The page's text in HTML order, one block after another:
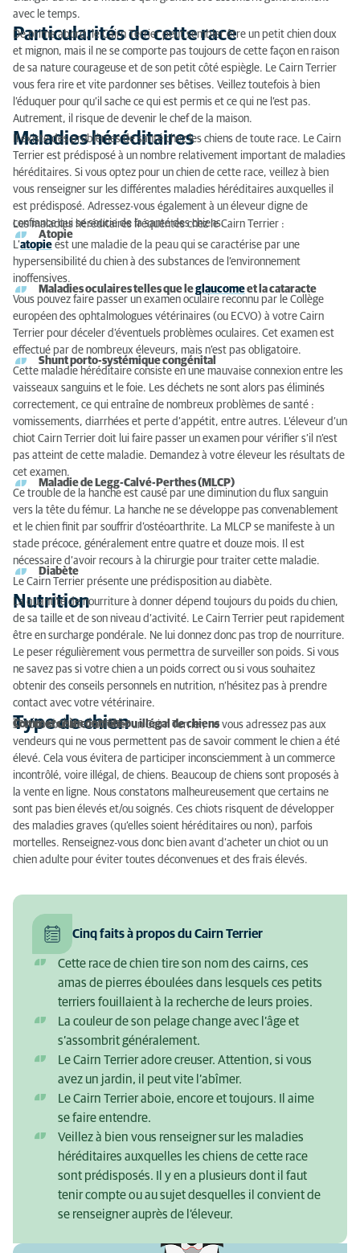
avec le temps.
Particularités de cette race
De prime abord, le Cairn Terrier peut sembler être un petit chien doux
et mignon, mais il ne se comporte pas toujours de cette façon en raison
de sa nature courageuse et de son petit côté espiègle. Le Cairn Terrier
vous fera rire et vite pardonner ses bêtises. Veillez toutefois à bien
l’éduquer pour qu’il sache ce qui est permis et ce qui ne l’est pas.
Autrement, il risque de devenir le chef de la maison.
Maladies héréditaires
Il existe des problèmes de santé chez les chiens de toute race. Le Cairn
Terrier est prédisposé à un nombre relativement important de maladies
héréditaires. Si vous optez pour un chien de cette race, veillez à bien
vous renseigner sur les différentes maladies héréditaires auxquelles il
est prédisposé. Adressez-vous également à un éleveur digne de
confiance qui se soucie de la santé des chiens.
Les maladies héréditaires fréquentes chez le Cairn Terrier :
Atopie
L’atopie est une maladie de la peau qui se caractérise par une
hypersensibilité du chien à des substances de l’environnement
inoffensives.
Maladies oculaires telles que leglaucomeet la cataracte
Vous pouvez faire passer un examen oculaire reconnu par le Collège
européen des ophtalmologues vétérinaires (ou ECVO) à votre Cairn
Terrier pour déceler d’éventuels problèmes oculaires. Cet examen est
effectué par de nombreux éleveurs, mais n’est pas obligatoire.
Shunt porto-systémique congénital
Cette maladie héréditaire consiste en une mauvaise connexion entre les
vaisseaux sanguins et le foie. Les déchets ne sont alors pas éliminés
correctement, ce qui entraîne de nombreux problèmes de santé :
vomissements, diarrhées et perte d’appétit, entre autres. L’éleveur d’un
chiot Cairn Terrier doit lui faire passer un examen pour vérifier s’il n’est
pas atteint de cette maladie. Demandez à votre éleveur les résultats de
cet examen.
Maladie de Legg-Calvé-Perthes (MLCP)
Ce trouble de la hanche est causé par une diminution du flux sanguin
vers la tête du fémur. La hanche ne se développe pas convenablement
et le chien finit par souffrir d’ostéoarthrite. La MLCP se manifeste à un
stade précoce, généralement entre quatre et douze mois. Il est
nécessaire d’avoir recours à la chirurgie pour traiter cette maladie.
Diabète
Le Cairn Terrier présente une prédisposition au diabète.
Nutrition
La quantité de nourriture à donner dépend toujours du poids du chien,
de sa taille et de son niveau d’activité. Le Cairn Terrier peut rapidement
être en surcharge pondérale. Ne lui donnez donc pas trop de nourriture.
Le peser régulièrement vous permettra de surveiller son poids. Si vous
ne savez pas si votre chien a un poids correct ou si vous souhaitez
obtenir des conseils personnels en nutrition, n’hésitez pas à prendre
contact avec votre vétérinaire.
Type de chien
Terrier et chien de chasse
Commerce incontrôlé ou illégal de chiens
Si vous souhaitez acheter un Cairn Terrier, ne vous adressez pas aux
vendeurs qui ne vous permettent pas de savoir comment le chien a été
élevé. Cela vous évitera de participer inconsciemment à un commerce
incontrôlé, voire illégal, de chiens. Beaucoup de chiens sont proposés à
la vente en ligne. Nous constatons malheureusement que certains ne
sont pas bien élevés et/ou soignés. Ces chiots risquent de développer
des maladies graves (qu’elles soient héréditaires ou non), parfois
mortelles. Renseignez-vous donc bien avant d’acheter un chiot ou un
chien adulte pour éviter toutes déconvenues et des frais élevés.
Cinq faits à propos du Cairn Terrier
Cette race de chien tire son nom des cairns, ces
amas de pierres éboulées dans lesquels ces petits
terriers fouillaient à la recherche de leurs proies.
La couleur de son pelage change avec l’âge et
s’assombrit généralement.
Le Cairn Terrier adore creuser. Attention, si vous
avez un jardin, il peut vite l’abîmer.
Le Cairn Terrier aboie, encore et toujours. Il aime
se faire entendre.
Veillez à bien vous renseigner sur les maladies
héréditaires auxquelles les chiens de cette race
sont prédisposés. Il y en a plusieurs dont il faut
tenir compte ou au sujet desquelles il convient de
se renseigner auprès de l’éleveur.